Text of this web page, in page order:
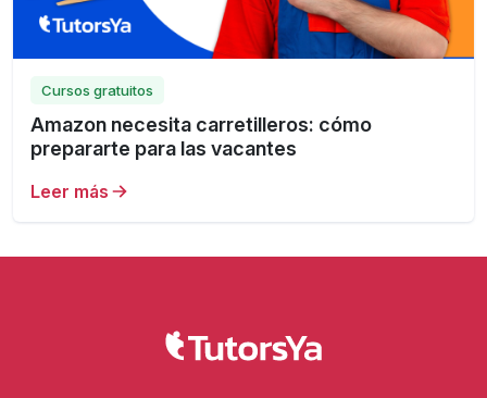
Cursos gratuitos
Amazon necesita carretilleros: cómo
prepararte para las vacantes
Leer más